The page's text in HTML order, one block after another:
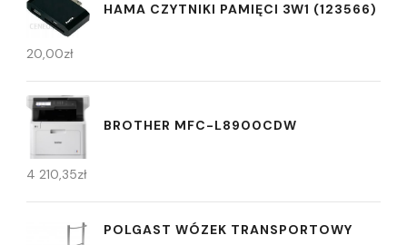
HAMA CZYTNIKI PAMIĘCI 3W1 (123566)
20,00zł
BROTHER MFC-L8900CDW
4 210,35zł
POLGAST WÓZEK TRANSPORTOWY